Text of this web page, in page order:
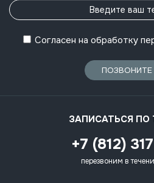
Согласен на обработку
ПОЗВОНИТЕ
ЗАПИСАТЬСЯ ПО
+7 (812)
перезвоним в